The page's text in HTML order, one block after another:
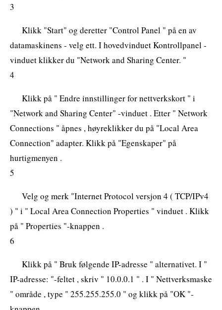
3
Klikk "Start" og deretter "Control Panel " på en av
datamaskinens - velg ett. I hovedvinduet Kontrollpanel -
vinduet klikker du "Network and Sharing Center. "
4
Klikk på " Endre innstillinger for nettverkskort " i
"Network and Sharing Center" -vinduet . Etter " Network
Connections " åpnes , høyreklikker du på "Local Area
Connection" adapter. Klikk på "Egenskaper" på
hurtigmenyen .
5
Velg og merk "Internet Protocol versjon 4 ( TCP/IPv4
) " i " Local Area Connection Properties " vinduet . Klikk
på " Properties "-knappen .
6
Klikk på " Bruk følgende IP-adresse " alternativet. I "
IP-adresse: "-feltet , skriv " 10.0.0.1 " . I " Nettverksmaske
" område , type " 255.255.255.0 " og klikk på "OK "-